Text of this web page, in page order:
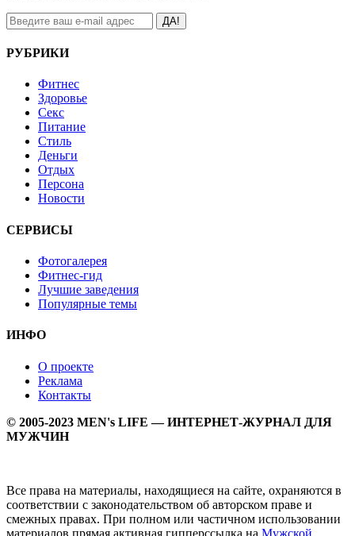
ДА!
РУБРИКИ
Фитнес
Здоровье
Секс
Питание
Стиль
Деньги
Отдых
Персона
Новости
СЕРВИСЫ
Фотогалерея
Фитнес-гид
Лучшие заведения
Популярные темы
ИНФО
О проекте
Реклама
Контакты
© 2005-2023 MEN's LIFE — ИНТЕРНЕТ-ЖУРНАЛ ДЛЯ
МУЖЧИН
Все права на материалы, находящиеся на сайте, охраняются в
соответствии с законодательством об авторском праве и
смежных правах. При полном или частичном использовании
материалов прямая активная гипперссылка на Мужской